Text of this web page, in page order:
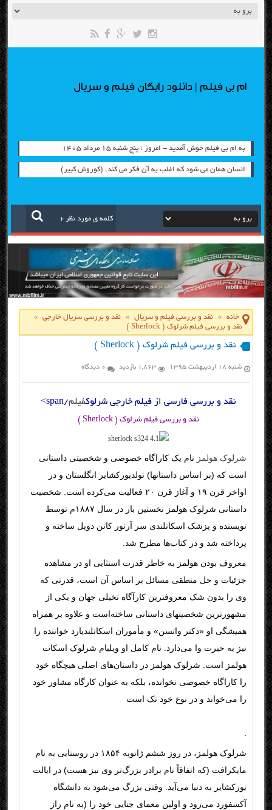
ام بی فیلم | دانلود رایگان فیلم و سریال
به ام بی فیلم خوش آمدید - امروز : پنج شنبه ۱۵ مرداد ۱۴۰۵
انسان همان می شود که اغلب به آن فکر می کند. (کوروش کبیر)
خانه » نقد و بررسی فیلم و سریال » نقد و بررسی سریال خارجی
»
نقد و بررسی فیلم شرلوک ( Sherlock )
نقد و بررسی فیلم شرلوک ( Sherlock )
شنبه ۱۸ اردیبهشت ۱۳۹۵ 1,863 بازدید 0 دیدگاه
نقد و بررسی فارسی از فیلم خارجی شرلوکفیلم/span>
نقد و بررسی فیلم شرلوک ( Sherlock )
شرلوک هولمز نام یک کاراگاه خصوصی و شخصیتی داستانی
است که (بر اساس داستانها) تولدیورکشایر انگلستان و در
اواخر قرن ۱۹ و آغاز قرن ۲۰ فعالیت می‌کرده است. شخصیت
داستانی شرلوک هولمز نخستین بار در سال ۱۸۸۷م توسط
نویسنده و پزشک اسکاتلندی سر آرتور کانن دویل ساخته و
پرداخته شد و در کتاب‌ها مطرح شد.
معروف بودن هولمز به خاطر قدرت استثایی او در مشاهده
جزئیات و حل منطقی مسائل بر اساس آن است، قدرتی که
وی را بدون شک معروفترین کارآگاه تخیلی جهان و یکی از
مشهورترین شخصیتهای داستانی ساخته‌است و علاوه بر همراه
همیشگی او «دکتر واتسن» و مأموران اسکاتلندیارد خواننده را
نیز به حیرت وا می‌دارد. نام کامل او ویلیام شرلوک اسکات
هولمز است. شرلوک هولمز در داستان‌های اصلی هیچگاه خود
را کاراگاه خصوصی نخوانده، بلکه به عنوان کارگاه مشاور خود
را می‌خواند و در نوع خود تک است
.
شرلوک هولمز، در روز ششم ژانویه ۱۸۵۴ در روستایی به نام
مایکرافت (که اتفاقاً نام برادر بزرگ‌تر وی نیز هست) در ایالت
یورکشایر به دنیا می‌آید. وقتی بزرگ می‌شود به دانشگاه
آکسفورد می‌رود و اولین معمای جنایی خود را (به نام راز